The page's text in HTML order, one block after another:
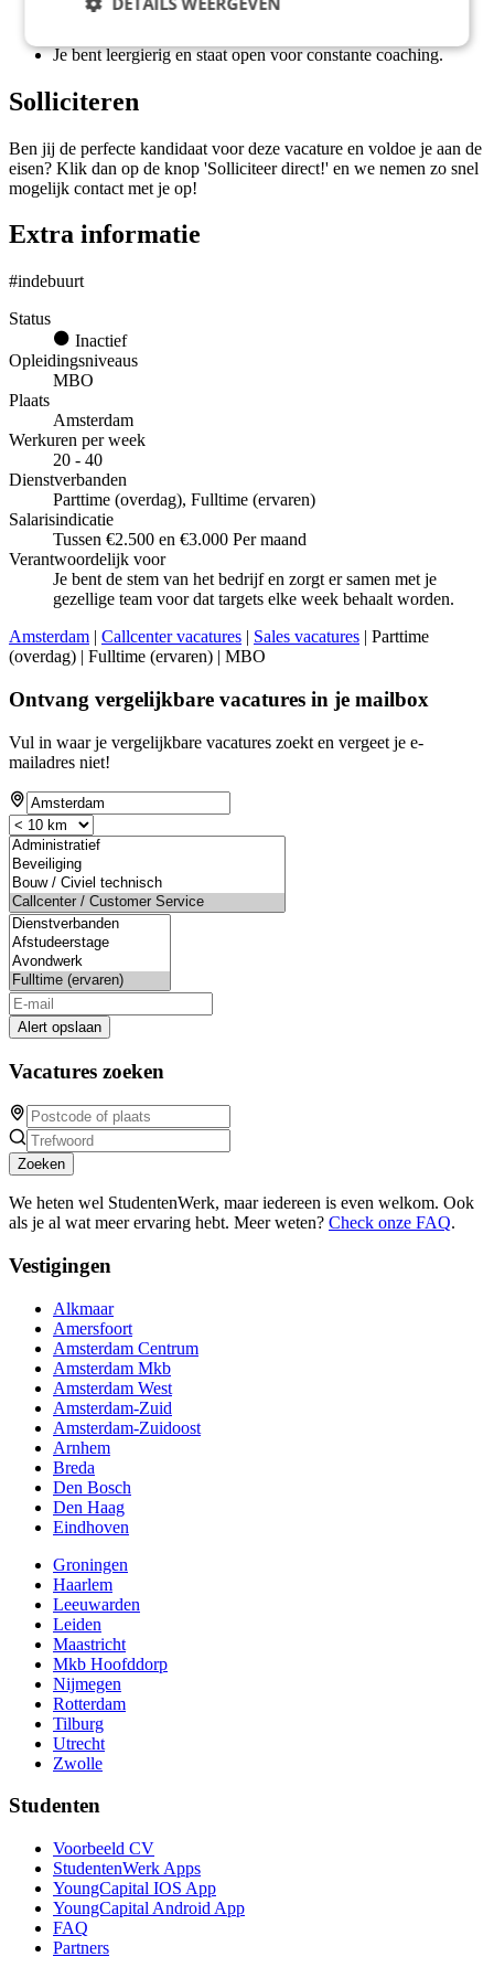
Je vindt het leuk om klanten proactief te benaderen.
Je bent leergierig en staat open voor constante coaching.
Solliciteren
Ben jij de perfecte kandidaat voor deze vacature en voldoe je aan de
eisen? Klik dan op de knop 'Solliciteer direct!' en we nemen zo snel
mogelijk contact met je op!
Extra informatie
#indebuurt
Status
Inactief
Opleidingsniveaus
MBO
Plaats
Amsterdam
Werkuren per week
20 - 40
Dienstverbanden
Parttime (overdag), Fulltime (ervaren)
Salarisindicatie
Tussen €2.500 en €3.000 Per maand
Verantwoordelijk voor
Je bent de stem van het bedrijf en zorgt er samen met je
gezellige team voor dat targets elke week behaalt worden.
Amsterdam | Callcenter vacatures | Sales vacatures | Parttime
(overdag) | Fulltime (ervaren) | MBO
Ontvang vergelijkbare vacatures in je mailbox
Vul in waar je vergelijkbare vacatures zoekt en vergeet je e-
mailadres niet!
Alert opslaan
Vacatures zoeken
Zoeken
We heten wel StudentenWerk, maar iedereen is even welkom. Ook
als je al wat meer ervaring hebt. Meer weten? Check onze FAQ.
Vestigingen
Alkmaar
Amersfoort
Amsterdam Centrum
Amsterdam Mkb
Amsterdam West
Amsterdam-Zuid
Amsterdam-Zuidoost
Arnhem
Breda
Den Bosch
Den Haag
Eindhoven
Groningen
Haarlem
Leeuwarden
Leiden
Maastricht
Mkb Hoofddorp
Nijmegen
Rotterdam
Tilburg
Utrecht
Zwolle
Studenten
Voorbeeld CV
StudentenWerk Apps
YoungCapital IOS App
YoungCapital Android App
FAQ
Partners